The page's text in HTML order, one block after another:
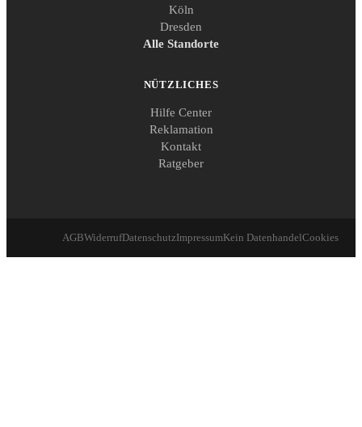
Köln
Dresden
Alle Standorte
NÜTZLICHES
Hilfe Center
Reklamation
Kontakt
Ratgeber
AGBWiderrufDatenschutzImpressumKein DatenhandelCookies